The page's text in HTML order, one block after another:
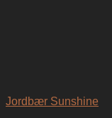
Jordbær Sunshine